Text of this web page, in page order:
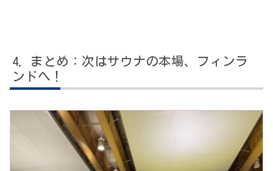
まとめ：次はサウナの本場、フィンラ
ンドへ！